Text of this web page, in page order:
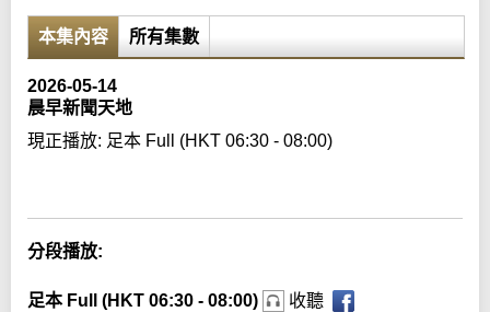
本集內容 所有集數
2026-05-14
晨早新聞天地
現正播放: 足本 Full (HKT 06:30 - 08:00)
分段播放:
足本 Full (HKT 06:30 - 08:00) 收聽